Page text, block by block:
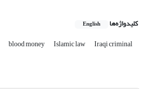
کلیدواژه‌ها English
blood money Islamic law Iraqi criminal